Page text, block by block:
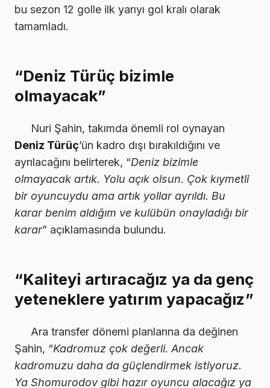
bu sezon 12 golle ilk yarıyı gol kralı olarak
tamamladı.
“Deniz Türüç bizimle
olmayacak”
Nuri Şahin, takımda önemli rol oynayan
Deniz Türüç’ün kadro dışı bırakıldığını ve
ayrılacağını belirterek, “Deniz bizimle
olmayacak artık. Yolu açık olsun. Çok kıymetli
bir oyuncuydu ama artık yollar ayrıldı. Bu
karar benim aldığım ve kulübün onayladığı bir
karar” açıklamasında bulundu.
“Kaliteyi artıracağız ya da genç
yeteneklere yatırım yapacağız”
Ara transfer dönemi planlarına da değinen
Şahin, “Kadromuz çok değerli. Ancak
kadromuzu daha da güçlendirmek istiyoruz.
Ya Shomurodov gibi hazır oyuncu alacağız ya